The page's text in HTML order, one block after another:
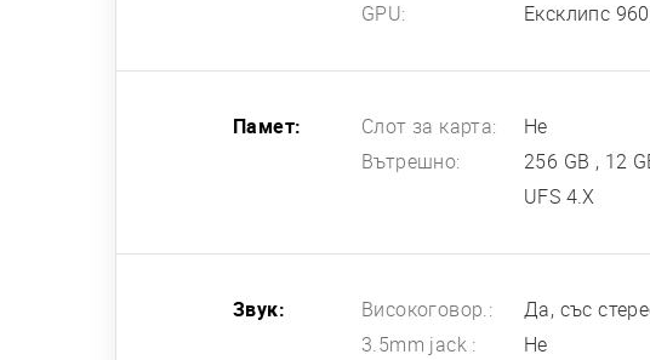
GPU:
Ексклипс 960
Памет: Слот за карта:
Не
Вътрешно:
256 GB , 12
UFS 4.X
Звук: Високоговор.:
Да, със
3.5mm jack :
Не